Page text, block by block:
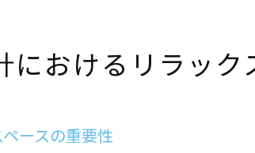
明るい職場がもた
地域文化を反映したリ
におけるリラッ
ースの重要性